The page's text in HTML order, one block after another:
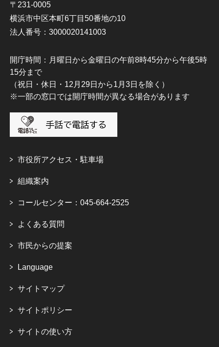
〒231-0005
横浜市中区本町6丁目50番地の10
法人番号：3000020141003
開庁時間：月曜日から金曜日の午前8時45分から午後5時
15分まで
（祝日・休日・12月29日から1月3日を除く）
※一部の窓口では開庁時間が異なる場合があります
市役所アクセス・駐車場
組織案内
コールセンター：045-664-2525
よくある質問
市民からの提案
Language
サイトマップ
サイトポリシー
サイトの使い方